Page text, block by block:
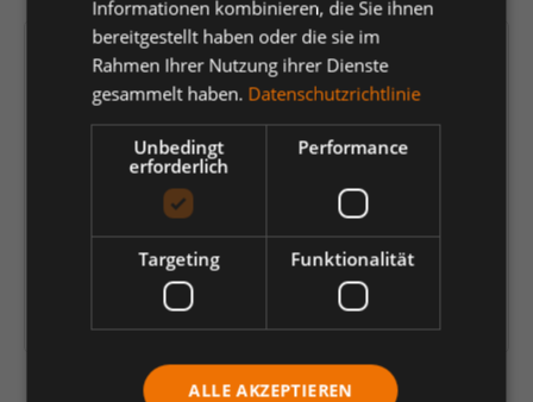
Versandfertig in 5 Tagen, Lieferzeit 1-3 Tage
407,32 €*
Anzahl verringern Anzahl erhöhen
In den Warenkorb
Artikelinformationen herunterladen
Informationen kombinieren, die Sie ihnen
bereitgestellt haben oder die sie im
Rahmen Ihrer Nutzung ihrer Dienste
gesammelt haben. Datenschutzrichtlinie
Unbedingt
erforderlich
Performance
Targeting Funktionalität
ALLE AKZEPTIEREN